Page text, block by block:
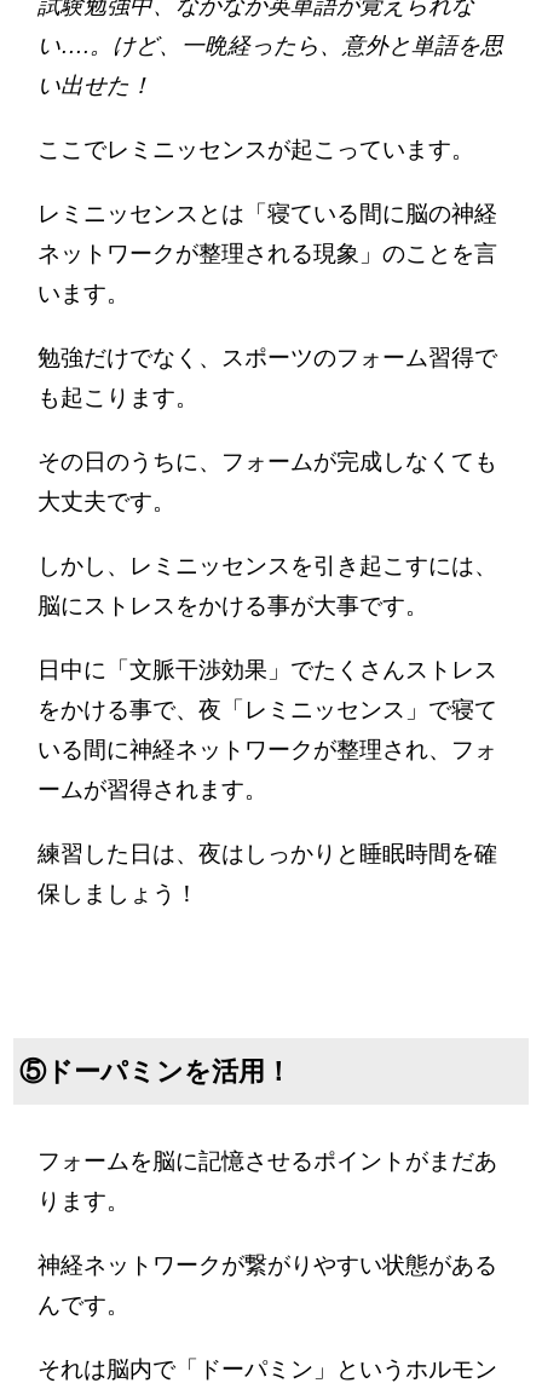
試験勉強中、なかなか英単語が覚えられな
い….。 けど、一晩経ったら、意外と単語を思
い出せた！
ここでレミニッセンスが起こっています。
レミニッセンスとは「寝ている間に脳の神経
ネットワークが整理される現象」のことを言
います。
勉強だけでなく、スポーツのフォーム習得で
も起こります。
その日のうちに、フォームが完成しなくても
大丈夫です。
しかし、レミニッセンスを引き起こすには、
脳にストレスをかける事が大事です。
日中に「文脈干渉効果」でたくさんストレス
をかける事で、夜「レミニッセンス」で寝て
いる間に神経ネットワークが整理され、フォ
ームが習得されます。
練習した日は、夜はしっかりと睡眠時間を確
保しましょう！
⑤ドーパミンを活用！
フォームを脳に記憶させるポイントがまだあ
ります。
神経ネットワークが繋がりやすい状態がある
んです。
それは脳内で「ドーパミン」というホルモン